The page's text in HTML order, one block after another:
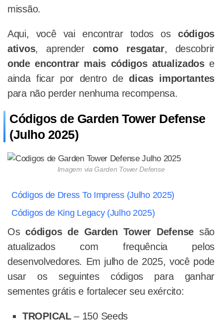
missão.
Aqui, você vai encontrar todos oscódigos
ativos, aprendercomo resgatar, descobrir
onde encontrar mais códigos atualizadose
ainda ficar por dentro dedicas importantes
para não perder nenhuma recompensa.
Códigos de Garden Tower Defense
(Julho 2025)
Imagem via Garden Tower Defense
Códigos de Dress To Impress (Julho 2025)
Códigos de King Legacy (Julho 2025)
Oscódigos de Garden Tower Defensesão
atualizados com frequência pelos
desenvolvedores. Em julho de 2025, você pode
usar os seguintes códigos para ganhar
sementes grátis e fortalecer seu exército:
TROPICAL– 150 Seeds